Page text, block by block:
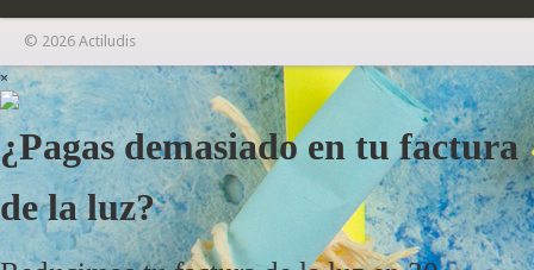
© 2026 Actiludis
×
¿Pagas demasiado en tu factura
de la luz?